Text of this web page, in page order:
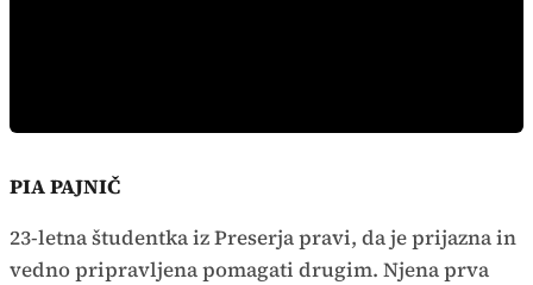
PIA PAJNIČ
23-letna študentka iz Preserja pravi, da je prijazna in
vedno pripravljena pomagati drugim. Njena prva